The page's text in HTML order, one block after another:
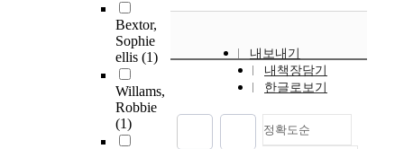
Bextor,
Sophie
ellis (1)
Willams,
Robbie
(1)
내보내기
내책장담기
한글로보기
정확도순